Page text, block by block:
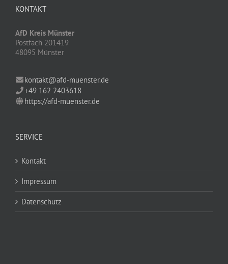
KONTAKT
AfD Kreis Münster
Postfach 201419
48095 Münster
kontakt@afd-muenster.de
+49 162 2403618
https://afd-muenster.de
SERVICE
Kontakt
Impressum
Datenschutz